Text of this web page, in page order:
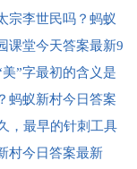
宗李世民吗？蚂蚁
课堂今天答案最新9
”字最初的含义是
蚂蚁新村今日答案
，最早的针刺工具
村今日答案最新